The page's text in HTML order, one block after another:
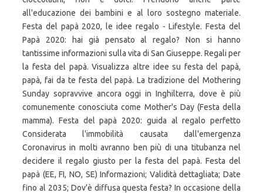
all'educazione dei bambini e al loro sostegno materiale.
Festa del papà 2020, le idee regalo - Lifestyle. Festa del
Papà 2020: hai già pensato al regalo? Non si hanno
tantissime informazioni sulla vita di San Giuseppe. Regali per
la festa del papà. Visualizza altre idee su festa del papà,
papà, fai da te festa del papà. La tradizione del Mothering
Sunday sopravvive ancora oggi in Inghilterra, dove è più
comunemente conosciuta come Mother's Day (Festa della
mamma). Festa del papà 2020: guida al regalo perfetto
Considerata l'immobilità causata dall'emergenza
Coronavirus in molti avranno ben più di una titubanza nel
decidere il regalo giusto per la festa del papà. Festa del
papà (EE, FI, NO, SE) Informazioni; Validità dettagliata; Date
fino al 2035; Dov'è diffusa questa festa? In occasione della